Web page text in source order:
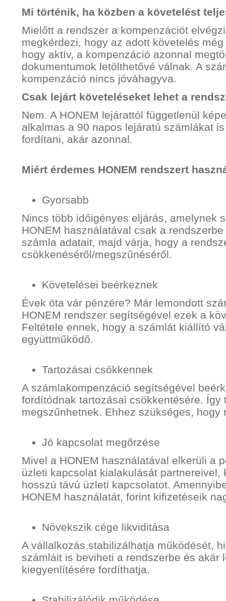
Mi történik, ha közben a követelést
Mielőtt a rendszer a kompenzációt
megkérdezi, hogy az adott követelés
hogy aktív, a kompenzáció azonnal
dokumentumok letölthetővé válnak. A
kompenzáció nincs jóváhagyva.
Csak lejárt követeléseket lehet a
Nem. A HONEM lejárattól függetlenül
alkalmas a 90 napos lejáratú számlákat
fordítani, akár azonnal.
Miért érdemes HONEM rendszert
Gyorsabb
Nincs több időigényes eljárás, amelynek
HONEM használatával csak a
számla adatait, majd várja, hogy a
csökkenéséről/megszűnéséről.
Követelései beérkeznek
Évek óta vár pénzére? Már lemondott
HONEM rendszer segítségével ezek a
Feltétele ennek, hogy a számlát kiállító
együttműködő.
Tartozásai csökkennek
A számlakompenzáció segítségével
fordítódnak tartozásai csökkentésére. Így
megszűnhetnek. Ehhez szükséges,
Jó kapcsolat megőrzése
Mivel a HONEM használatával elkerüli a
üzleti kapcsolat kialakulását partnereivel,
hosszú távú üzleti kapcsolatot.
HONEM használatát, forint kifizetéseik
Növekszik cége likviditása
A vállalkozás stabilizálhatja működését,
számláit is beviheti a rendszerbe és akár
kiegyenlítésére fordíthatja.